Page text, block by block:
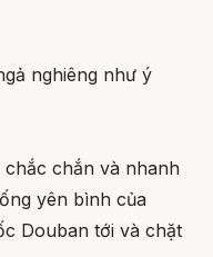
nghiêng như ý
chắn và nhanh
yên bình của
Douban tới và chặt